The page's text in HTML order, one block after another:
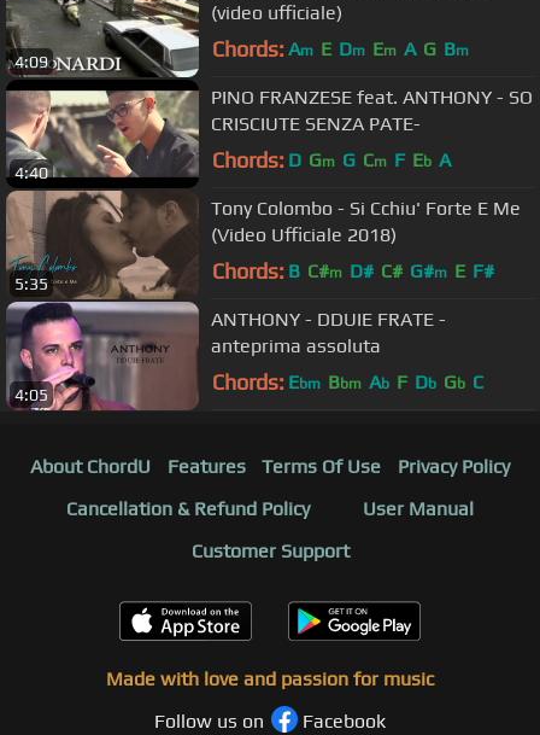
4:09
(video ufficiale)
Chords: Am E Dm Em A G Bm
4:40
PINO FRANZESE feat. ANTHONY - SO
CRISCIUTE SENZA PATE-
Chords: D Gm G Cm F Eb A
5:35
Tony Colombo - Si Cchiu' Forte E Me
(Video Ufficiale 2018)
Chords: B C#m D# C# G#m E F#
4:05
ANTHONY - DDUIE FRATE -
anteprima assoluta
Chords: Ebm Bbm Ab F Db Gb C
About ChordU Features Terms Of Use
Privacy Policy
Cancellation & Refund Policy
User Manual
Customer Support
Made with love and passion for music
Follow us on
Facebook